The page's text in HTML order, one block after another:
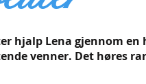
hjalp Lena gjennom
venner. Det høres